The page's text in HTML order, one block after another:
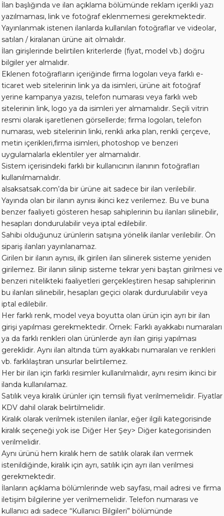
İlan başlığında ve ilan açıklama bölümünde reklam içerikli yazı
yazılmaması, link ve fotoğraf eklenmemesi gerekmektedir.
Yayınlanmak istenen ilanlarda kullanılan fotoğraflar ve videolar,
satılan / kiralanan ürüne ait olmalıdır.
İlan girişlerinde belirtilen kriterlerde (fiyat, model vb.) doğru
bilgiler yer almalıdır.
Eklenen fotoğrafların içeriğinde firma logoları veya farklı e-
ticaret web sitelerinin link ya da isimleri, ürüne ait fotoğraf
yerine kampanya yazısı, telefon numarası veya farklı web
sitelerinin link, logo ya da isimleri yer almamalıdır. Seçili vitrin
resmi olarak işaretlenen görsellerde; firma logoları, telefon
numarası, web sitelerinin linki, renkli arka plan, renkli çerçeve,
metin içerikleri,firma isimleri, photoshop ve benzeri
uygulamalarla eklentiler yer almamalıdır.
Sistem içerisindeki farklı bir kullanıcının ilanının fotoğrafları
kullanılmamalıdır.
alsaksatsak.com’da bir ürüne ait sadece bir ilan verilebilir.
Yayında olan bir ilanın aynısı ikinci kez verilemez. Bu ve buna
benzer faaliyeti gösteren hesap sahiplerinin bu ilanları silinebilir,
hesapları dondurulabilir veya iptal edilebilir.
Sahibi olduğunuz ürünlerin satışına yönelik ilanlar verilebilir. Ön
sipariş ilanları yayınlanamaz.
Girilen bir ilanın aynısı, ilk girilen ilan silinerek sisteme yeniden
girilemez. Bir ilanın silinip sisteme tekrar yeni baştan girilmesi ve
benzeri nitelikteki faaliyetleri gerçekleştiren hesap sahiplerinin
bu ilanları silinebilir, hesapları geçici olarak durdurulabilir veya
iptal edilebilir.
Her farklı renk, model veya boyutta olan ürün için ayrı bir ilan
girişi yapılması gerekmektedir. Örnek: Farklı ayakkabı numaraları
ya da farklı renkleri olan ürünlerde ayrı ilan girişi yapılması
gereklidir. Aynı ilan altında tüm ayakkabı numaraları ve renkleri
vb. farklılaştıran unsurlar belirtilemez.
Her bir ilan için farklı resimler kullanılmalıdır, aynı resim ikinci bir
ilanda kullanılamaz.
Satılık veya kiralık ürünler için temsili fiyat verilmemelidir. Fiyatlar
KDV dahil olarak belirtilmelidir.
Kiralık olarak verilmek istenilen ilanlar, eğer ilgili kategorisinde
kiralık seçeneği yok ise Diğer Her Şey> Diğer kategorisinden
verilmelidir.
Aynı ürünü hem kiralık hem de satılık olarak ilan vermek
istenildiğinde, kiralık için ayrı, satılık için ayrı ilan verilmesi
gerekmektedir.
İlanların açıklama bölümlerinde web sayfası, mail adresi ve firma
iletişim bilgilerine yer verilmemelidir. Telefon numarası ve
kullanıcı adı sadece “Kullanıcı Bilgileri” bölümünde